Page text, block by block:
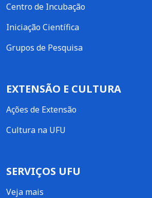
Centro de Incubação
Iniciação Científica
Grupos de Pesquisa
EXTENSÃO E CULTURA
Ações de Extensão
Cultura na UFU
SERVIÇOS UFU
Veja mais